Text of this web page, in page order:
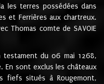
les terres possédées dans
et Ferrières aux chartreux.
Thomas comte de SAVOIE
testament du 06 mai 1268,
En sont exclus les châteaux
fiefs situés à Rougemont,